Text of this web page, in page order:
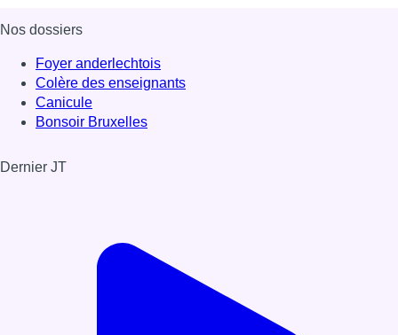
Nos dossiers
Foyer anderlechtois
Colère des enseignants
Canicule
Bonsoir Bruxelles
Dernier JT